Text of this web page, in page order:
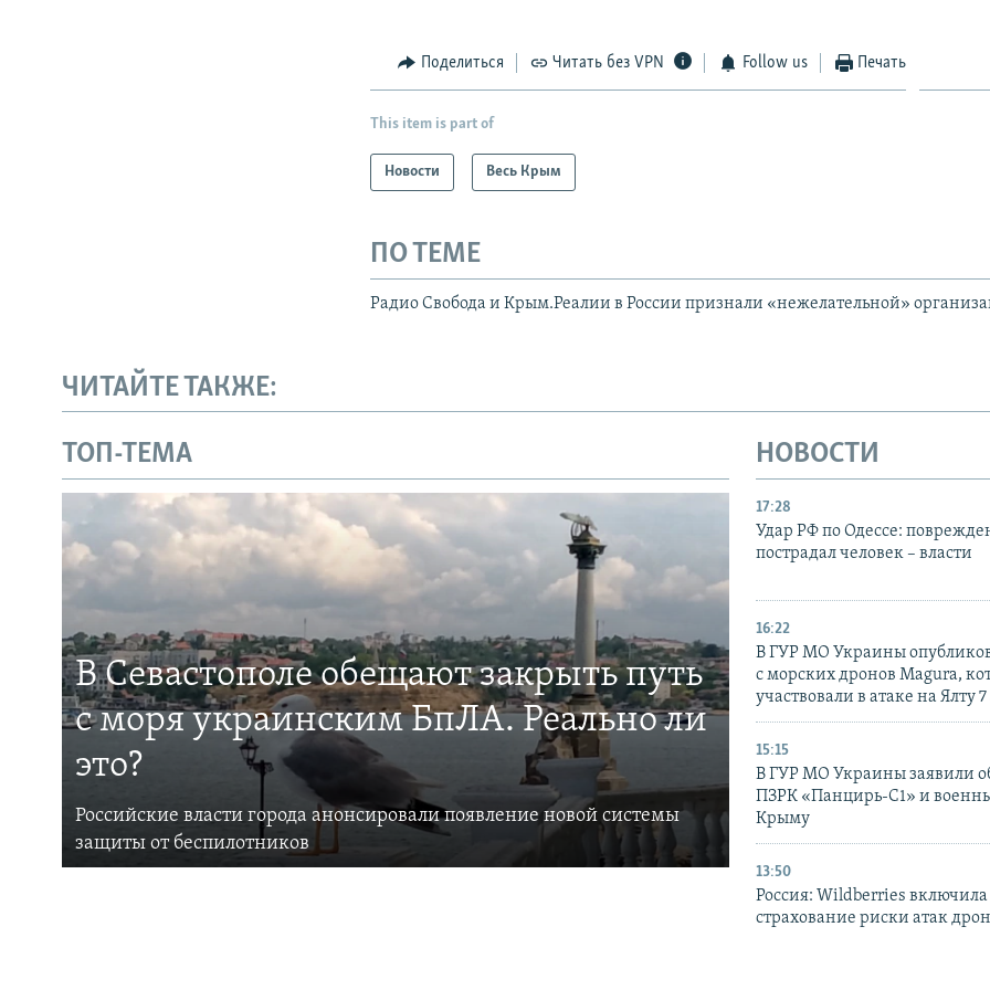
Поделиться Читать без VPN Follow us Печать
This item is part of
Новости Весь Крым
ПО ТЕМЕ
Радио Свобода и Крым.Реалии в России признали «нежелательной»
ЧИТАЙТЕ ТАКЖЕ:
ТОП-ТЕМА
В Севастополе обещают закрыть путь
с моря украинским БпЛА. Реально ли
это?
Российские власти города анонсировали появление новой системы
защиты от беспилотников
НОВОСТИ
17:28
Удар РФ по Одессе:
пострадал человек – власти
16:22
В ГУР МО Украины
с морских дронов Magura,
участвовали в атаке на Ялту 7
15:15
В ГУР МО Украины заявили
ПЗРК «Панцирь-С1» и
Крыму
13:50
Россия: Wildberries включила
страхование риски атак